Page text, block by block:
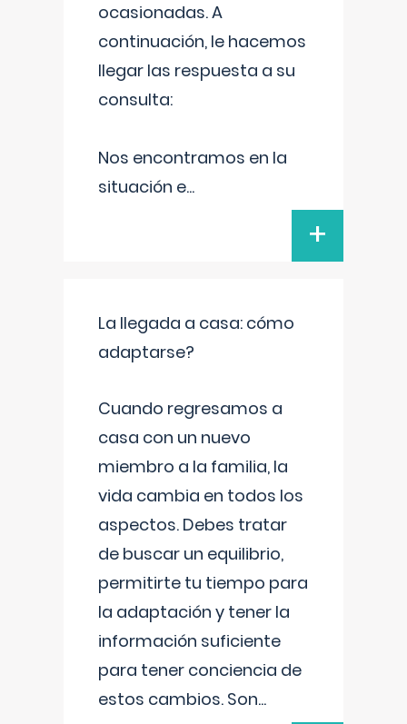
ocasionadas. A
continuación, le hacemos
llegar las respuesta a su
consulta:
Nos encontramos en la
situación e...
+
La llegada a casa: cómo
adaptarse?
Cuando regresamos a
casa con un nuevo
miembro a la familia, la
vida cambia en todos los
aspectos. Debes tratar
de buscar un equilibrio,
permitirte tu tiempo para
la adaptación y tener la
información suficiente
para tener conciencia de
estos cambios. Son...